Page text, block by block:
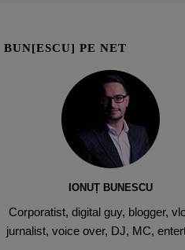
BUN[ESCU] PE NET
IONUȚ BUNESCU
Corporatist, digital guy, blogger,
jurnalist, voice over, DJ, MC,